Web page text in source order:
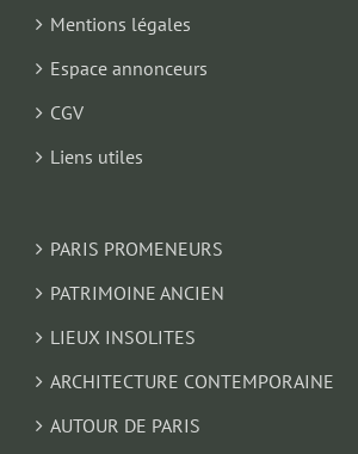
Mentions légales
Espace annonceurs
CGV
Liens utiles
PARIS PROMENEURS
PATRIMOINE ANCIEN
LIEUX INSOLITES
ARCHITECTURE CONTEMPORAINE
AUTOUR DE PARIS